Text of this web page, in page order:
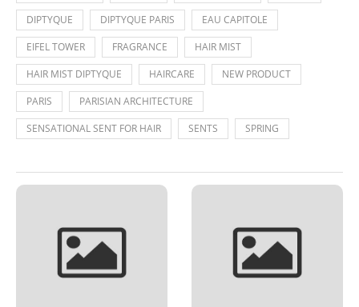
DIPTYQUE
DIPTYQUE PARIS
EAU CAPITOLE
EIFEL TOWER
FRAGRANCE
HAIR MIST
HAIR MIST DIPTYQUE
HAIRCARE
NEW PRODUCT
PARIS
PARISIAN ARCHITECTURE
SENSATIONAL SENT FOR HAIR
SENTS SPRING